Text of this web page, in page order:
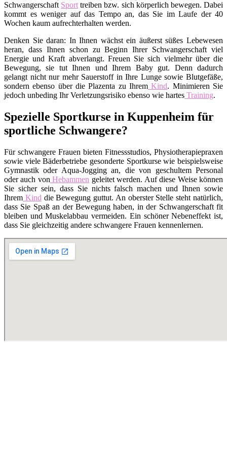
Schwangerschaft Sport treiben bzw. sich körperlich bewegen. Dabei
kommt es weniger auf das Tempo an, das Sie im Laufe der 40
Wochen kaum aufrechterhalten werden.
Denken Sie daran: In Ihnen wächst ein äußerst süßes Lebewesen
heran, dass Ihnen schon zu Beginn Ihrer Schwangerschaft viel
Energie und Kraft abverlangt. Freuen Sie sich vielmehr über die
Bewegung, sie tut Ihnen und Ihrem Baby gut. Denn dadurch
gelangt nicht nur mehr Sauerstoff in Ihre Lunge sowie Blutgefäße,
sondern ebenso über die Plazenta zu Ihrem Kind. Minimieren Sie
jedoch unbeding Ihr Verletzungsrisiko ebenso wie hartes Training.
Spezielle Sportkurse in Kuppenheim für
sportliche Schwangere?
Für schwangere Frauen bieten Fitnessstudios, Physiotherapiepraxen
sowie viele Bäderbetriebe gesonderte Sportkurse wie beispielsweise
Gymnastik oder Aqua-Jogging an, die von geschultem Personal
oder auch von Hebammen geleitet werden. Auf diese Weise können
Sie sicher sein, dass Sie nichts falsch machen und Ihnen sowie
Ihrem Kind die Bewegung guttut. An oberster Stelle steht natürlich,
dass Sie Spaß an der Bewegung haben, in der Schwangerschaft fit
bleiben und Muskelabbau vermeiden. Ein schöner Nebeneffekt ist,
dass Sie gleichzeitig andere schwangere Frauen kennenlernen.